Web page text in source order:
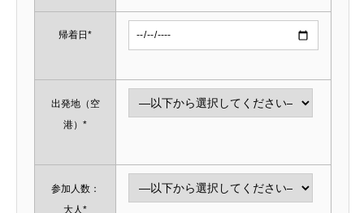
帰着日*
出発地（空
港）*
参加人数：
大人*